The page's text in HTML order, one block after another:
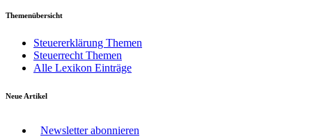
Themenübersicht
Steuererklärung Themen
Steuerrecht Themen
Alle Lexikon Einträge
Neue Artikel
Newsletter abonnieren